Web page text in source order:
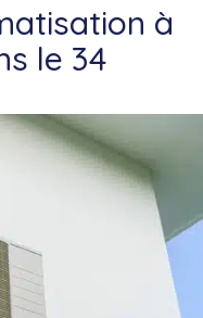
à
le 34